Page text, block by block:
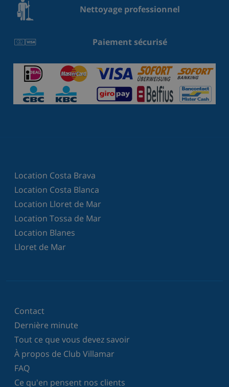
Nettoyage professionnel
Paiement sécurisé
Location Costa Brava
Location Costa Blanca
Location Lloret de Mar
Location Tossa de Mar
Location Blanes
Lloret de Mar
Contact
Dernière minute
Tout ce que vous devez savoir
À propos de Club Villamar
FAQ
Ce qu'en pensent nos clients